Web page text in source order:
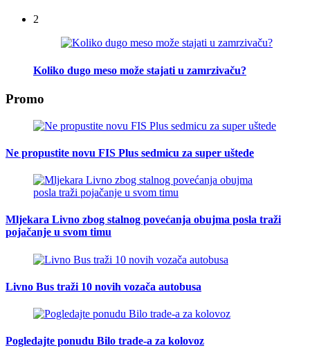
2
Koliko dugo meso može stajati u zamrzivaču?
Promo
Ne propustite novu FIS Plus sedmicu za super uštede
Mljekara Livno zbog stalnog povećanja obujma posla traži
pojačanje u svom timu
Livno Bus traži 10 novih vozača autobusa
Pogledajte ponudu Bilo trade-a za kolovoz